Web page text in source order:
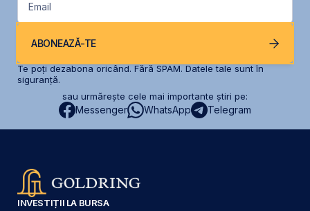
Email
ABONEAZĂ-TE
Te poți dezabona oricând. Fără SPAM. Datele tale sunt în
siguranță.
sau urmărește cele mai importante știri pe:
Messenger WhatsApp Telegram
INVESTIȚII LA BURSA